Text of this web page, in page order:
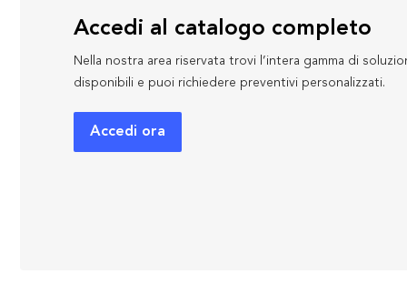
Accedi al catalogo completo
Nella nostra area riservata trovi l’intera gamma di
disponibili e puoi richiedere preventivi personalizzati.
Accedi ora